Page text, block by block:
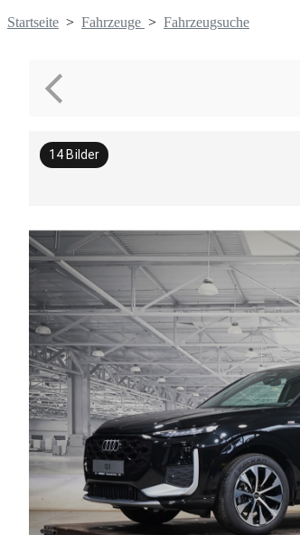
Startseite > Fahrzeuge > Fahrzeugsuche
14 Bilder